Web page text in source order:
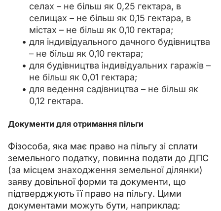
селах – не більш як 0,25 гектара, в
селищах – не більш як 0,15 гектара, в
містах – не більш як 0,10 гектара;
для індивідуального дачного будівництва
– не більш як 0,10 гектара;
для будівництва індивідуальних гаражів –
не більш як 0,01 гектара;
для ведення садівництва – не більш як
0,12 гектара.
Документи для отримання пільги
Фізособа, яка має право на пільгу зі сплати
земельного податку, повинна подати до ДПС
(за місцем знаходження земельної ділянки)
заяву довільної форми та документи, що
підтверджують її право на пільгу. Цими
документами можуть бути, наприклад: